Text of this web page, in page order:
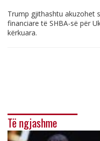
Trump gjithashtu akuzohet
financiare të SHBA-së për
kërkuara.
Të ngjashme